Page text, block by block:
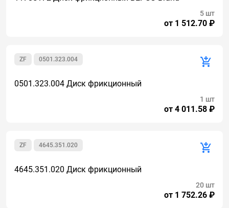
от 1 512.70 ₽
5 шт
0501.323.004
ZF
0501.323.004 Диск фрикционный
от 4 011.58 ₽
1 шт
4645.351.020
ZF
4645.351.020 Диск фрикционный
от 1 752.26 ₽
20 шт